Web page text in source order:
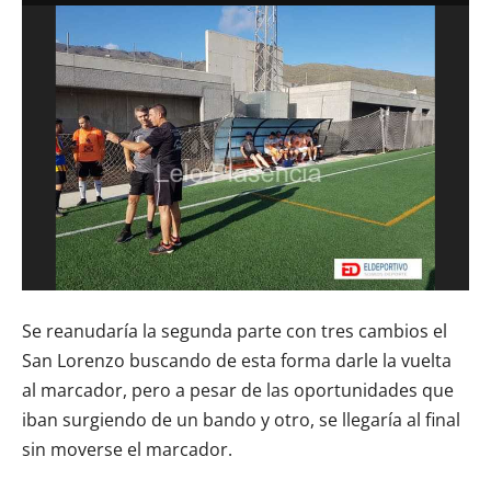
Se reanudaría la segunda parte con tres cambios el
San Lorenzo buscando de esta forma darle la vuelta
al marcador, pero a pesar de las oportunidades que
iban surgiendo de un bando y otro, se llegaría al final
sin moverse el marcador.